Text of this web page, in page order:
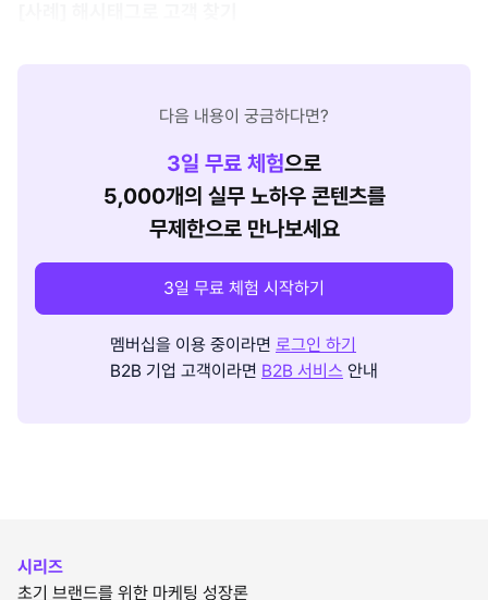
다음 내용이 궁금하다면?
3일 무료 체험으로
5,000개의 실무 노하우 콘텐츠를
무제한으로 만나보세요
3일 무료 체험 시작하기
멤버십을 이용 중이라면 로그인 하기
B2B 기업 고객이라면 B2B 서비스 안내
시리즈
초기 브랜드를 위한 마케팅 성장론